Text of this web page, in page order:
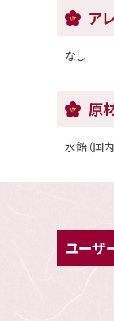
ア
なし
原
水飴（国
ユーザ